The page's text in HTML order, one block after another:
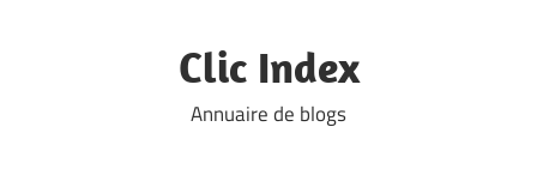
Clic Index
Annuaire de blogs